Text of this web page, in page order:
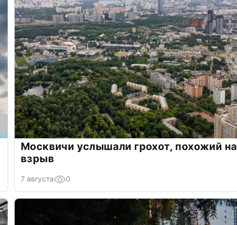
Москвичи услышали грохот, похожий на
взрыв
7 августа 0